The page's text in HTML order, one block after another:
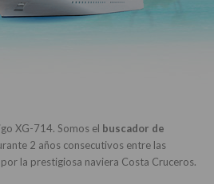
XG-714. Somos el buscador de
2 años consecutivos entre las
la prestigiosa naviera Costa Cruceros.